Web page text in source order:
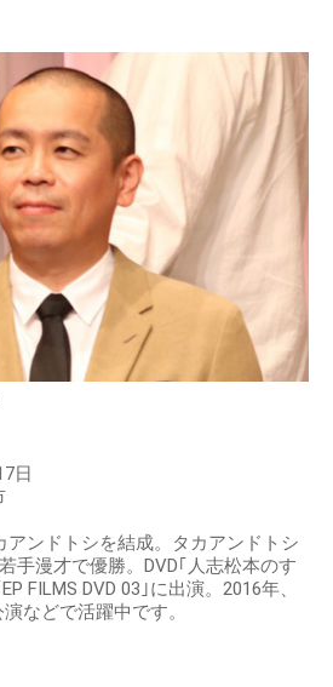
日
アンドトシを結成。タカアンドトシ
手漫才で優勝。DVD｢人志松本のす
FILMS DVD 03｣に出演。2016年、
などで活躍中です。